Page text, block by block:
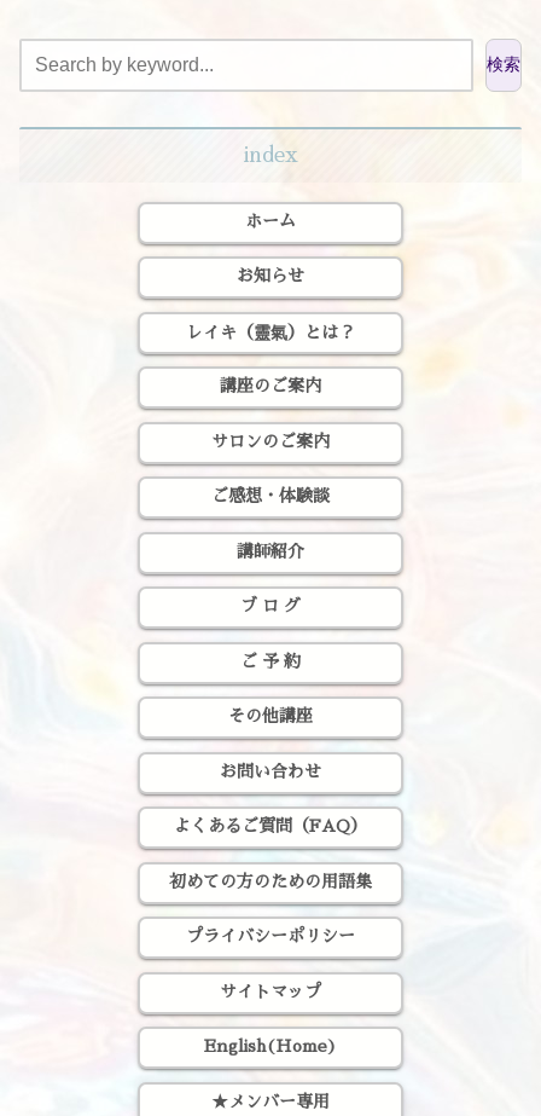
検索
index
ホーム
お知らせ
レイキ（靈氣）とは？
講座のご案内
サロンのご案内
ご感想・体験談
講師紹介
ブ ロ グ
ご 予 約
その他講座
お問い合わせ
よくあるご質問（FAQ）
初めての方のための用語集
プライバシーポリシー
サイトマップ
English(Home)
★メンバー専用